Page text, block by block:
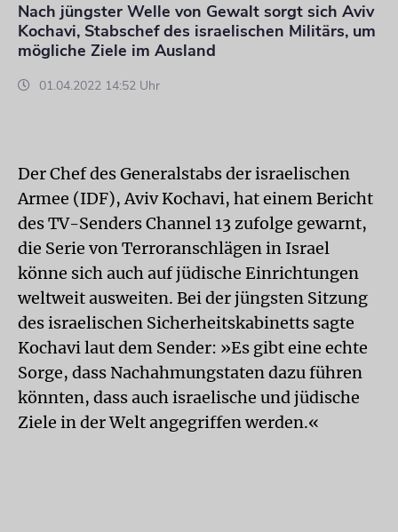
Nach jüngster Welle von Gewalt sorgt sich Aviv
Kochavi, Stabschef des israelischen Militärs, um
mögliche Ziele im Ausland
01.04.2022 14:52 Uhr
Der Chef des Generalstabs der israelischen
Armee (IDF), Aviv Kochavi, hat einem Bericht
des TV-Senders Channel 13 zufolge gewarnt,
die Serie von Terroranschlägen in Israel
könne sich auch auf jüdische Einrichtungen
weltweit ausweiten. Bei der jüngsten Sitzung
des israelischen Sicherheitskabinetts sagte
Kochavi laut dem Sender: »Es gibt eine echte
Sorge, dass Nachahmungstaten dazu führen
könnten, dass auch israelische und jüdische
Ziele in der Welt angegriffen werden.«